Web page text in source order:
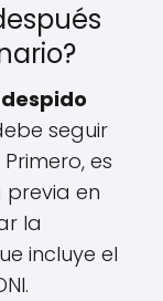
despido
seguir
es
en
la
incluye el